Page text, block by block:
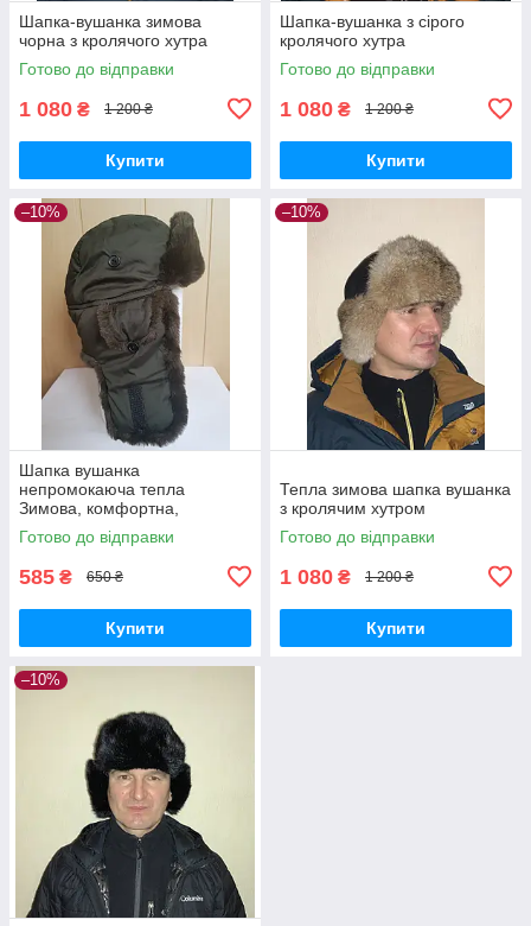
Шапка-вушанка зимова
чорна з кролячого хутра
Готово до відправки
1 080 ₴ 1 200 ₴
Купити
Шапка-вушанка з сірого
кролячого хутра
Готово до відправки
1 080 ₴ 1 200 ₴
Купити
–10%
Шапка вушанка
непромокаюча тепла
Зимова, комфортна,
підкладка фліс, хакі (58-59)
Готово до відправки
585 ₴ 650 ₴
Купити
–10%
Тепла зимова шапка вушанка
з кролячим хутром
Готово до відправки
1 080 ₴ 1 200 ₴
Купити
–10%